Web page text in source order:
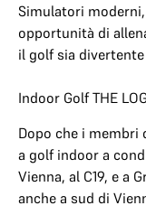
Simulatori
opportunità di
il golf sia
Indoor Golf THE
Dopo che i membri
a golf indoor a
Vienna, al C19, e a
anche a sud di